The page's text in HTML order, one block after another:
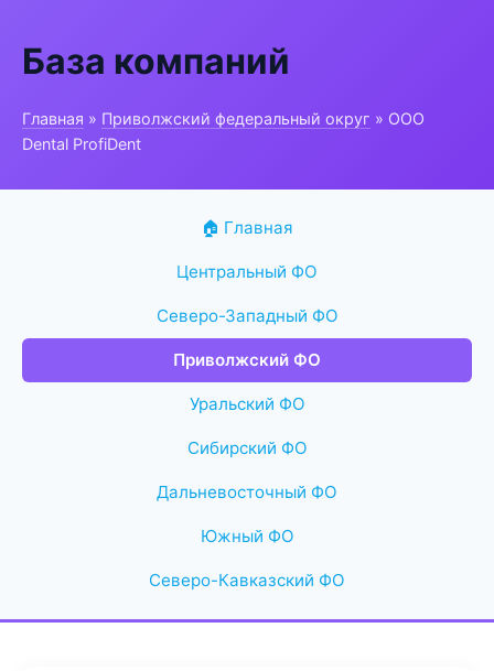
База компаний
Главная » Приволжский федеральный округ » ООО
Dental ProfiDent
🏠 Главная
Центральный ФО
Северо-Западный ФО
Приволжский ФО
Уральский ФО
Сибирский ФО
Дальневосточный ФО
Южный ФО
Северо-Кавказский ФО